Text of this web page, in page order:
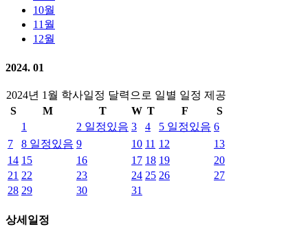
10월
11월
12월
2024. 01
2024년 1월 학사일정 달력으로 일별 일정 제공
S
M T W T F
S
1
2 일정있음 3 4 5 일정있음 6
7
8 일정있음 9 10 11 12
13
14 15 16 17 18 19
20
21 22 23 24 25 26
27
28 29 30 31
상세일정